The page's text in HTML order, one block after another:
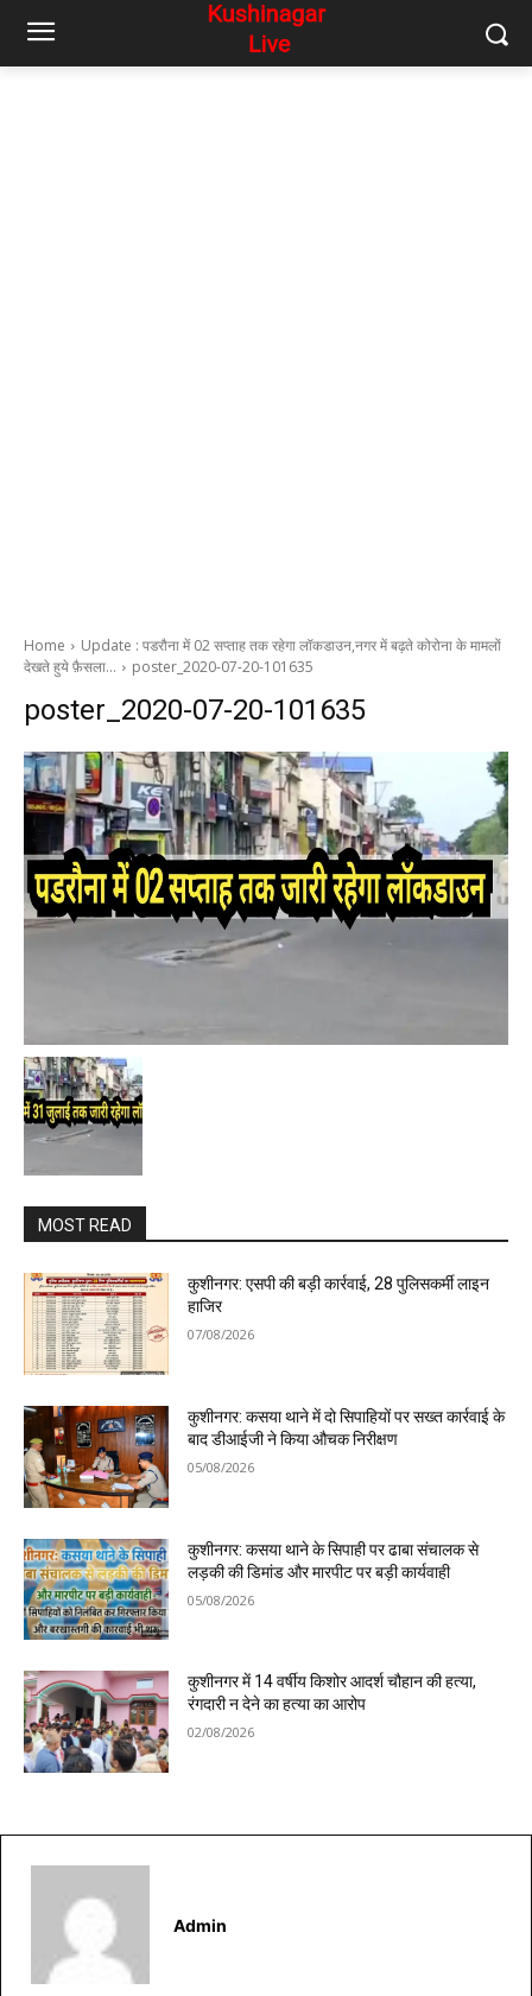
Home
Update : पडरौना में 02 सप्ताह तक रहेगा लॉकडाउन,नगर में बढ़ते कोरोना के मामलों
देखते हुये फ़ैसला…
poster_2020-07-20-101635
poster_2020-07-20-101635
MOST READ
कुशीनगर: एसपी की बड़ी कार्रवाई, 28 पुलिसकर्मी लाइन
हाजिर
07/08/2026
कुशीनगर: कसया थाने में दो सिपाहियों पर सख्त कार्रवाई के
बाद डीआईजी ने किया औचक निरीक्षण
05/08/2026
कुशीनगर: कसया थाने के सिपाही पर ढाबा संचालक से
लड़की की डिमांड और मारपीट पर बड़ी कार्यवाही
05/08/2026
कुशीनगर में 14 वर्षीय किशोर आदर्श चौहान की हत्या,
रंगदारी न देने का हत्या का आरोप
02/08/2026
Admin